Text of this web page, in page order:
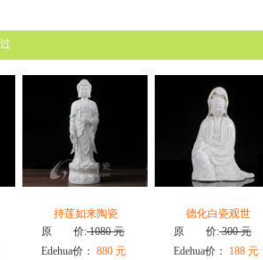
持莲如来陶瓷
原 价:1080 元
Edehua价： 880 元
德化白瓷观世
原 价:300 元
Edehua价：
188 元